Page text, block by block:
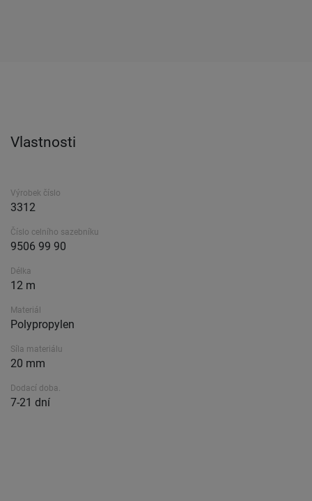
Vlastnosti
Výrobek číslo
3312
Číslo celního sazebníku
9506 99 90
Délka
12 m
Materiál
Polypropylen
Síla materiálu
20 mm
Dodací doba.
7-21 dní